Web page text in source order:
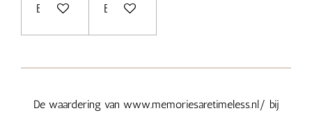
Bekijk details Bekijk details
De waardering van www.memoriesaretimeless.nl/ bij